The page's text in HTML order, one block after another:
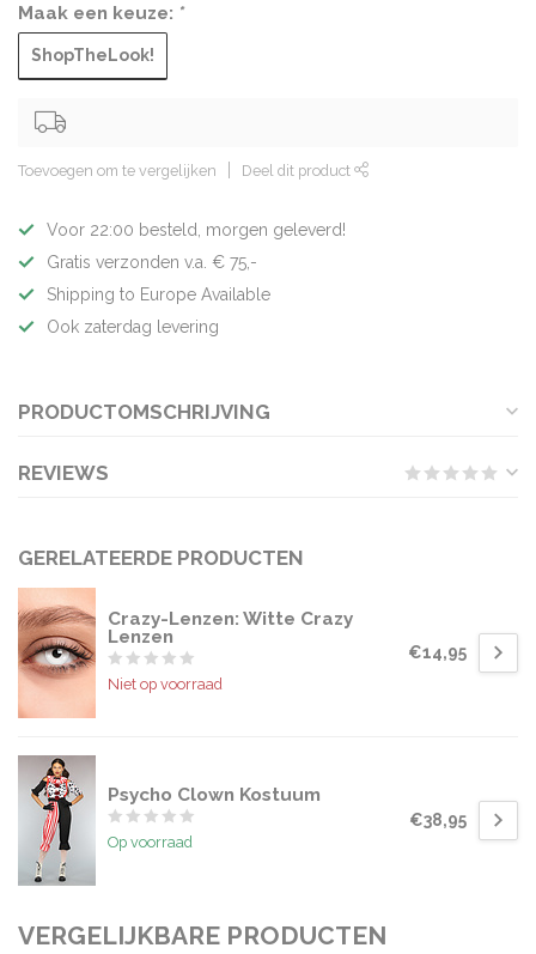
Maak een keuze: *
ShopTheLook!
Toevoegen om te vergelijken Deel dit product
Voor 22:00 besteld, morgen geleverd!
Gratis verzonden v.a. € 75,-
Shipping to Europe Available
Ook zaterdag levering
PRODUCTOMSCHRIJVING
REVIEWS
GERELATEERDE PRODUCTEN
Crazy-Lenzen: Witte Crazy
Lenzen
Niet op voorraad
€14,95
Psycho Clown Kostuum
Op voorraad
€38,95
VERGELIJKBARE PRODUCTEN